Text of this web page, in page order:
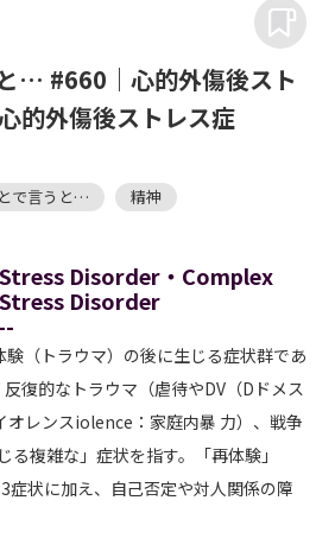
… #660｜心的外傷後スト
的外傷後ストレス症
で言うと… 精神
Disorder・Complex
Disorder
験（トラウマ）の後に生じる症状群であ
復的なトラウマ（虐待やDV（Dドメス
レンスiolence：家庭内暴 力）、戦争
る複雑な」症状を指す。「再体験」
3症状に加え、自己否定や対人関係の障